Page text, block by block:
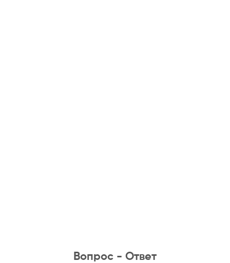
Вопрос - Ответ